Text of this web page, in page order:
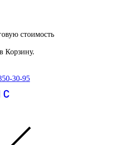
стоимость
Корзину.
30-95